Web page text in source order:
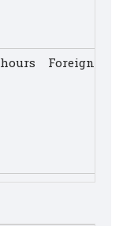
hours Foreigner